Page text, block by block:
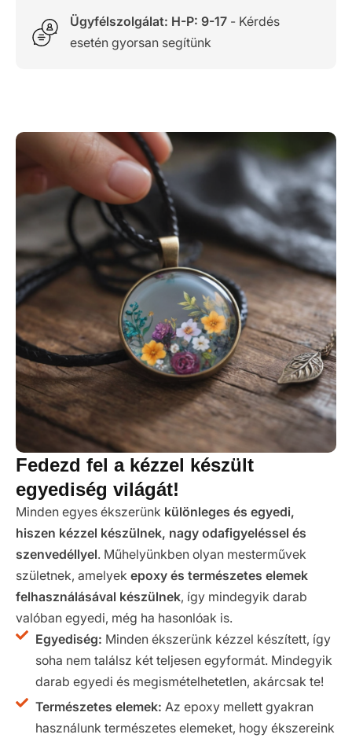
Ügyfélszolgálat: H-P: 9-17- Kérdés
esetén gyorsan segítünk
Fedezd fel a kézzel készült
egyediség világát!
Minden egyes ékszerünk különleges és egyedi,
hiszen kézzel készülnek, nagy odafigyeléssel és
szenvedéllyel. Műhelyünkben olyan mesterművek
születnek, amelyek epoxy és természetes elemek
felhasználásával készülnek, így mindegyik darab
valóban egyedi, még ha hasonlóak is.
Egyediség: Minden ékszerünk kézzel készített, így
soha nem találsz két teljesen egyformát. Mindegyik
darab egyedi és megismételhetetlen, akárcsak te!
Természetes elemek: Az epoxy mellett gyakran
használunk természetes elemeket, hogy ékszereink